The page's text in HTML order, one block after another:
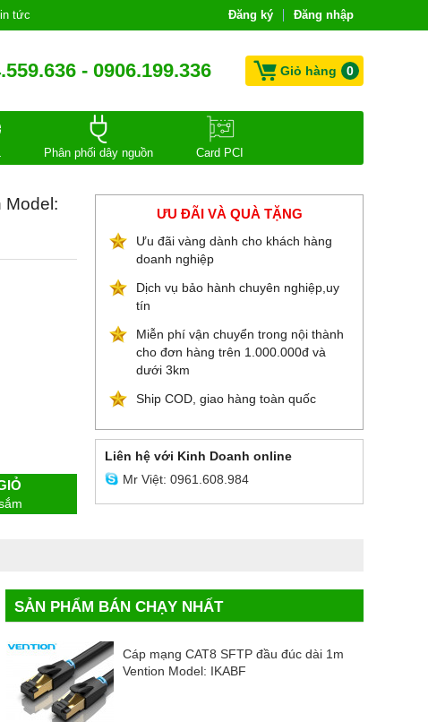
tức Đăng ký Đăng nhập
- 0906.199.336 Giỏ hàng 0
Phân phối dây nguồn
Card PCI
Model:
ƯU ĐÃI VÀ QUÀ TẶNG
Ưu đãi vàng dành cho khách hàng
doanh nghiệp
Dịch vụ bảo hành chuyên nghiệp,uy
tín
Miễn phí vận chuyển trong nội thành
cho đơn hàng trên 1.000.000đ và
dưới 3km
Ship COD, giao hàng toàn quốc
Liên hệ với Kinh Doanh online
Mr Việt: 0961.608.984
SẢN PHẨM BÁN CHẠY NHẤT
Cáp mạng CAT8 SFTP đầu đúc dài 1m
Vention Model: IKABF